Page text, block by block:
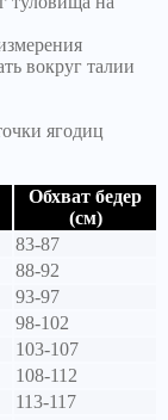
вокруг талии
ягодиц
Обхват бедер
(см)
83-87
88-92
93-97
98-102
103-107
108-112
113-117